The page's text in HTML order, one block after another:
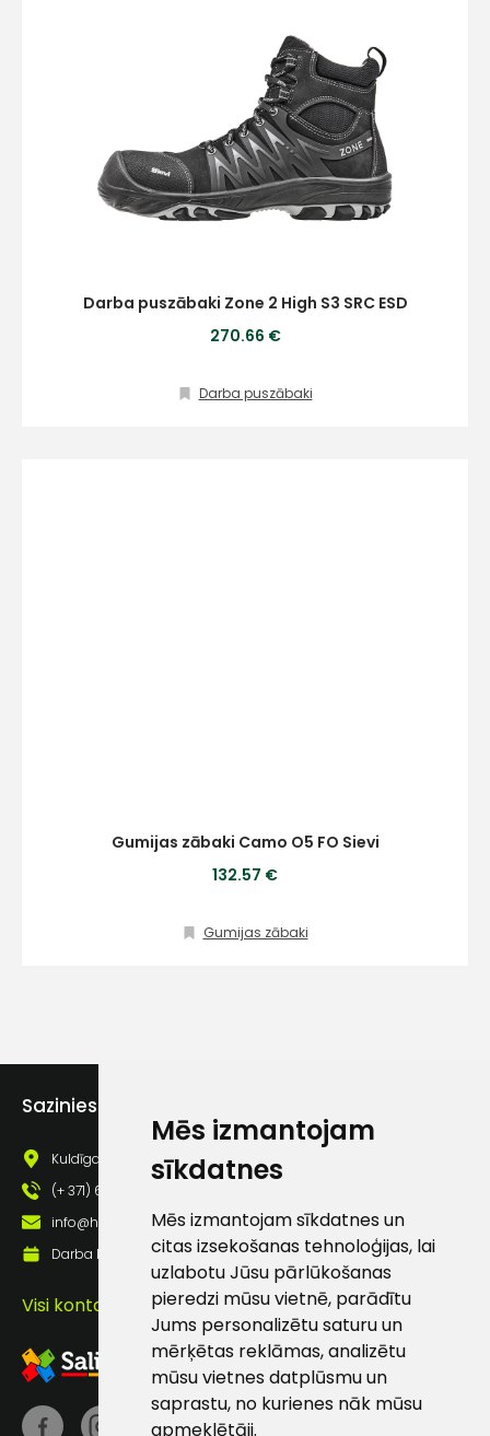
Mēs izmantojam
sīkdatnes
Mēs izmantojam sīkdatnes un
citas izsekošanas tehnoloģijas, lai
uzlabotu Jūsu pārlūkošanas
pieredzi mūsu vietnē, parādītu
Jums personalizētu saturu un
mērķētas reklāmas, analizētu
mūsu vietnes datplūsmu un
saprastu, no kurienes nāk mūsu
apmeklētāji.
Darba puszābaki Zone 2 High S3 SRC ESD
270.66 €
Darba puszābaki
Gumijas zābaki Camo O5 FO Sievi
132.57 €
Gumijas zābaki
Sazinies ar mums
Kuldīgas iela 69a, Saldus, Saldus nov., LV - 3801
(+ 371) 63 881 186
info@hards.lv
Darba laiks: Darbadienās: 8:00 - 17:00
Visi kontakti
Sazinies
ar
Atbildēsim
iespējas
Vārds
Sūtīt ziņojumu
atbalsts
Darbdienās:
8:00 – 17:00
(+371) 63 881
186
+